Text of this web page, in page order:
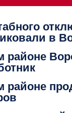
в
районе
районе